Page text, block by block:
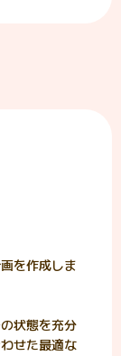
を作成しま
状態を充分
せた最適な